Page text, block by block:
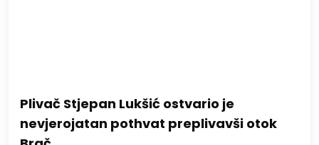
Plivač Stjepan Lukšić ostvario je
nevjerojatan pothvat preplivavši otok